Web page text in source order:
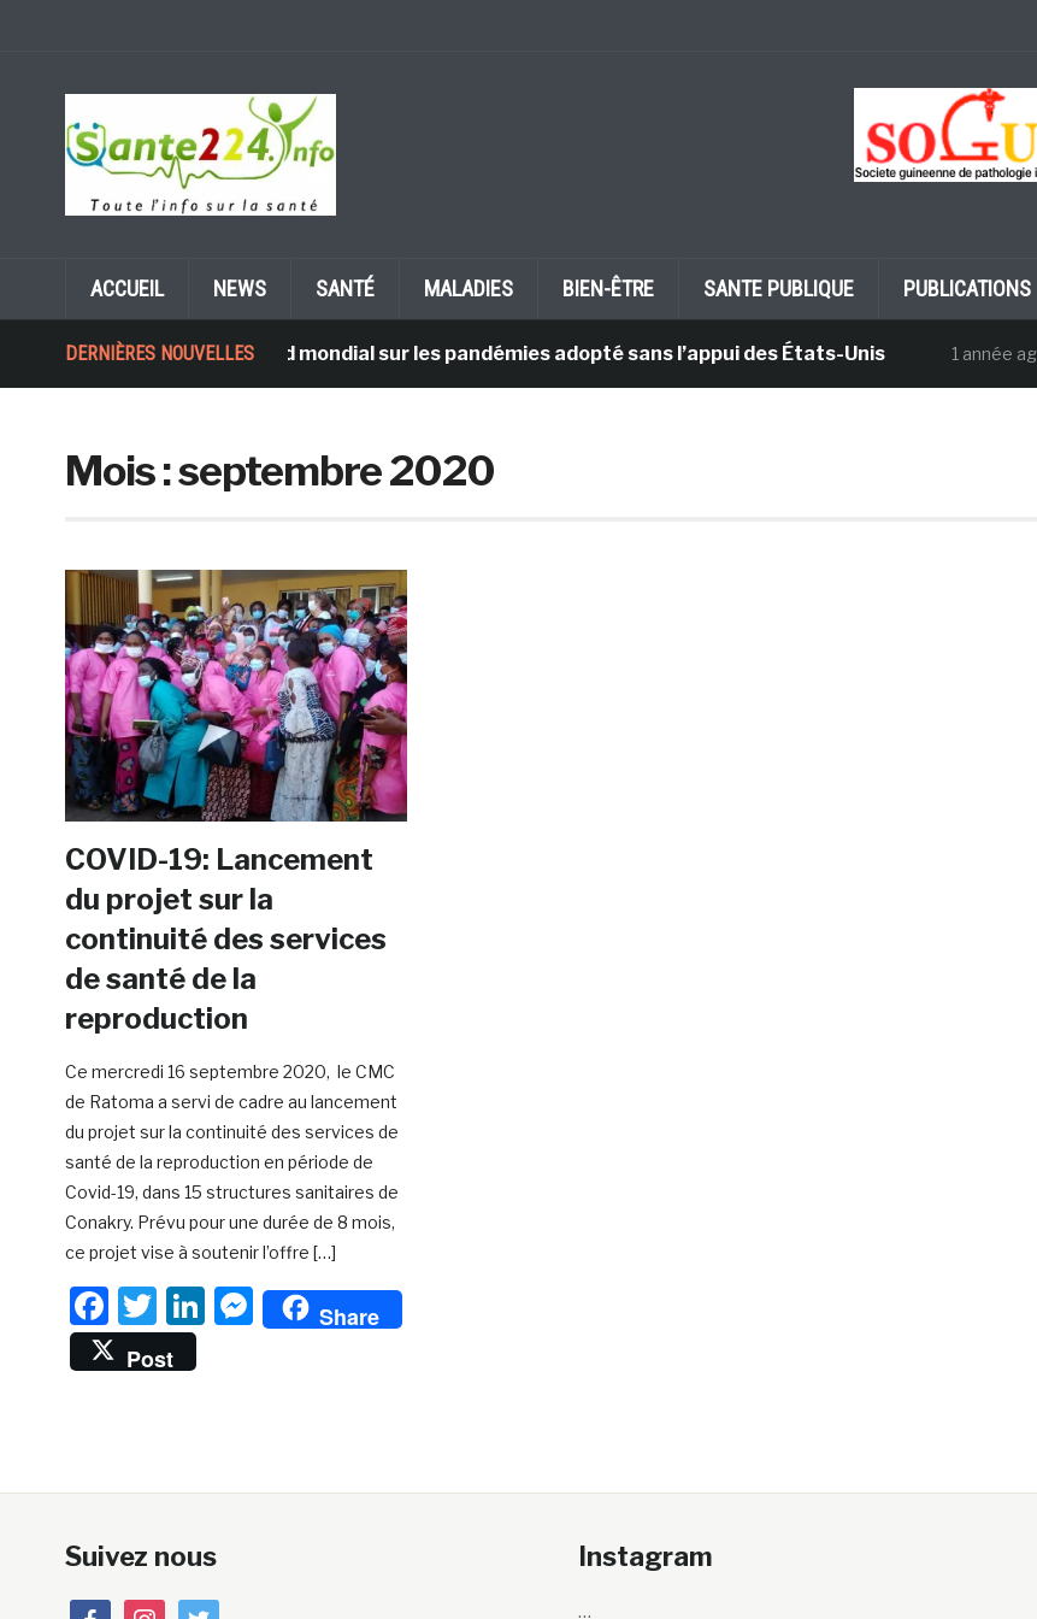
ACCUEIL NEWS SANTÉ MALADIES BIEN-ÊTRE SANTE PUBLIQUE PUBLICATIONS
DERNIÈRES NOUVELLESUn accord mondial sur les pandémies adopté sans l’appui des États-Unis 1 année ago
Mois : septembre 2020
COVID-19: Lancement
du projet sur la
continuité des services
de santé de la
reproduction
Ce mercredi 16 septembre 2020, le CMC
de Ratoma a servi de cadre au lancement
du projet sur la continuité des services de
santé de la reproduction en période de
Covid-19, dans 15 structures sanitaires de
Conakry. Prévu pour une durée de 8 mois,
ce projet vise à soutenir l’offre […]
Facebook
Twitter
LinkedIn
Messenger
Share
Post
Suivez nous Instagram
…